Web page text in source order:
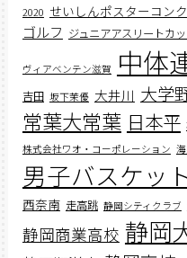
2020 せいしんポスターコン
ゴルフ ジュニアアスリートカ
ヴィアベンテン滋賀 中体
吉田 坂下茉優 大井川 大学
常葉大常葉 日本平
株式会社ワオ・コーポレーション
男子バスケッ
西奈南 走高跳 静岡シティクラブ
静岡商業高校 静岡